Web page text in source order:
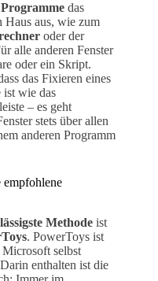
das
Haus aus, wie zum
oder der
alle anderen Fenster
oder ein Skript.
das Fixieren eines
ist wie das
– es geht
stets über allen
anderen Programm
Methode ist
. PowerToys ist
Microsoft selbst
enthalten ist die